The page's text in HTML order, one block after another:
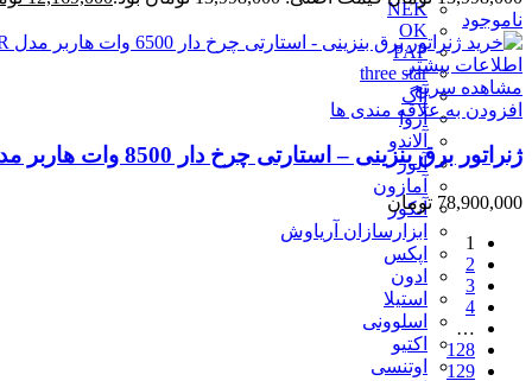
NEK
OK
PAP
three star
آاگ
آروا
آلاندو
آلور
آمازون
آنکور
ابزارسازان آریاوش
اپکس
ادون
استیلا
اسلوونی
اکتیو
اوتنسی
ناموجود
اطلاعات بیشتر
مشاهده سریع
افزودن به علاقه مندی ها
ژنراتور برق بنزینی – استارتی چرخ دار 8500 وات هاربر مدل H8.5GR
78,900,000 تومان
1
2
3
4
…
128
129